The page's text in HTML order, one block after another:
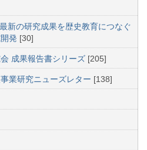
新の研究成果を歴史教育につなぐ
発 [30]
成果報告書シリーズ [205]
業研究ニューズレター [138]